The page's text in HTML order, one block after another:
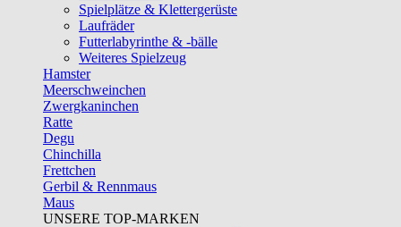
Spielplätze & Klettergerüste
Laufräder
Futterlabyrinthe & -bälle
Weiteres Spielzeug
Hamster
Meerschweinchen
Zwergkaninchen
Ratte
Degu
Chinchilla
Frettchen
Gerbil & Rennmaus
Maus
UNSERE TOP-MARKEN